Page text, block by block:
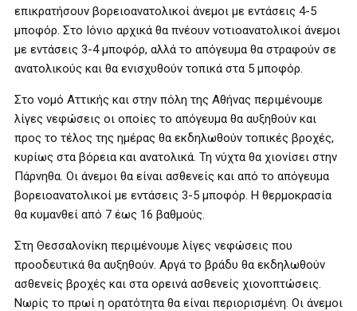
επικρατήσουν βορειοανατολικοί άνεμοι με εντάσεις 4-5
μποφόρ. Στο Ιόνιο αρχικά θα πνέουν νοτιοανατολικοί άνεμοι
με εντάσεις 3-4 μποφόρ, αλλά το απόγευμα θα στραφούν σε
ανατολικούς και θα ενισχυθούν τοπικά στα 5 μποφόρ.
Στο νομό Αττικής και στην πόλη της Αθήνας περιμένουμε
λίγες νεφώσεις οι οποίες το απόγευμα θα αυξηθούν και
προς το τέλος της ημέρας θα εκδηλωθούν τοπικές βροχές,
κυρίως στα βόρεια και ανατολικά. Τη νύχτα θα χιονίσει στην
Πάρνηθα. Οι άνεμοι θα είναι ασθενείς και από το απόγευμα
βορειοανατολικοί με εντάσεις 3-5 μποφόρ. Η θερμοκρασία
θα κυμανθεί από 7 έως 16 βαθμούς.
Στη Θεσσαλονίκη περιμένουμε λίγες νεφώσεις που
προοδευτικά θα αυξηθούν. Αργά το βράδυ θα εκδηλωθούν
ασθενείς βροχές και στα ορεινά ασθενείς χιονοπτώσεις.
Νωρίς το πρωί η ορατότητα θα είναι περιορισμένη. Οι άνεμοι